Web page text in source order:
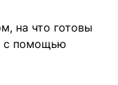
на что готовы
с помощью